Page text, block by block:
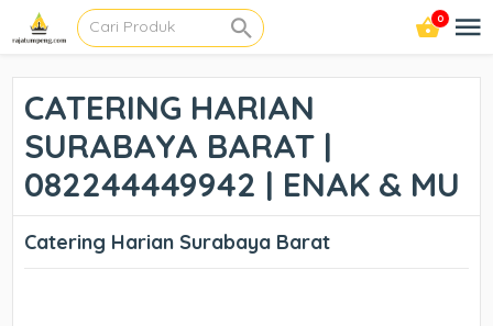
0
CATERING HARIAN
SURABAYA BARAT |
082244449942 | ENAK & MU
Catering Harian Surabaya Barat